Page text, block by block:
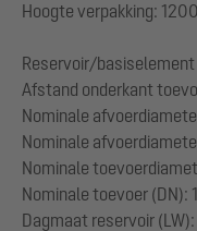
Hoogte verpakking:
Reservoir/basiselement
Afstand onderkant
Nominale
Nominale
Nominale
Nominale toevoer (DN):
Dagmaat reservoir